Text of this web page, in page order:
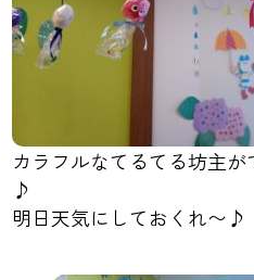
カラフルなてるてる坊主が
♪
明日天気にしておくれ〜♪